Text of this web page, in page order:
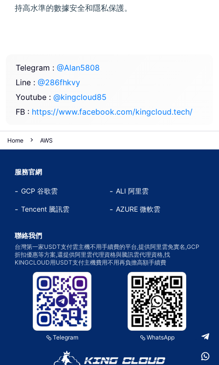
持高水準的數據安全和隱私保護。
Telegram : @Alan5808
Line : @286fhkvy
Youtube : @kingcloud85
FB : https://www.facebook.com/kingcloud.tech/
Home AWS
服務官網
GCP 谷歌雲 ALI 阿里雲
Tencent 騰訊雲 AZURE 微軟雲
聯絡我們
台灣第一家USDT支付雲主機不用手續費的平台,提供阿里雲免實名,GCP
折扣優惠等方案,還提供阿里雲代理資格與騰訊雲代理資格,找
KINGCLOUD用USDT支付主機費用不用再負擔高額手續費
Telegram WhatsApp